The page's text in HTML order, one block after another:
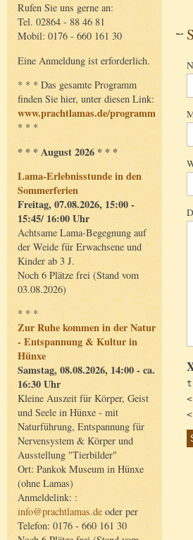
Rufen Sie uns gerne an:
Tel. 02864 - 88 46 81
Mobil: 0176 - 660 161 30
Eine Anmeldung ist erforderlich.
* * * Das gesamte Programm
finden Sie hier, unter diesen Link:
www.prachtlamas.de/programm
* * *
* * * August 2026 * * *
Lama-Erlebnisstunde in den
Sommerferien
Freitag, 07.08.2026, 15:00 -
15:45/ 16:00 Uhr
Achtsame Lama-Begegnung auf
der Weide für Erwachsene und
Kinder ab 3 J.
Noch 6 Plätze frei (Stand vom
03.08.2026)
* * *
Zur Ruhe kommen in der Natur
- Entspannung & Kultur in
Hünxe
Samstag, 08.08.2026, 14:00 - ca.
16:30 Uhr
Kleine Auszeit für Körper, Geist
und Seele in Hünxe - mit
Naturführung, Entspannung für
Nervensystem & Körper und
Ausstellung "Tierbilder"
Ort: Pankok Museum in Hünxe
(ohne Lamas)
Anmeldelink: :
info@prachtlamas.de oder per
Telefon: 0176 - 660 161 30